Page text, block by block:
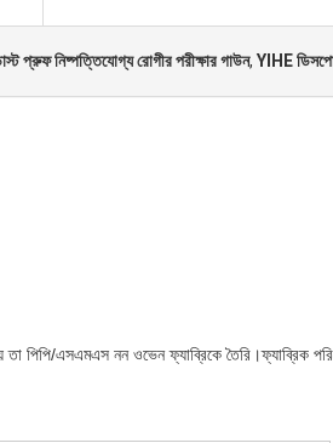
প্রুফ নিষ্পত্তিযোগ্য রোগীর পরীক্ষার গাউন, YIHE
পিপি/এসএমএস নন ওভেন ফ্যাব্রিকে তৈরি।ফ্যাব্রিক